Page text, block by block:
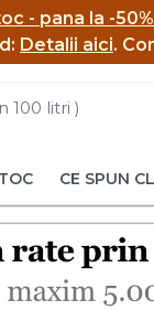
- pana la -
Detalii aici.
CE SPUN